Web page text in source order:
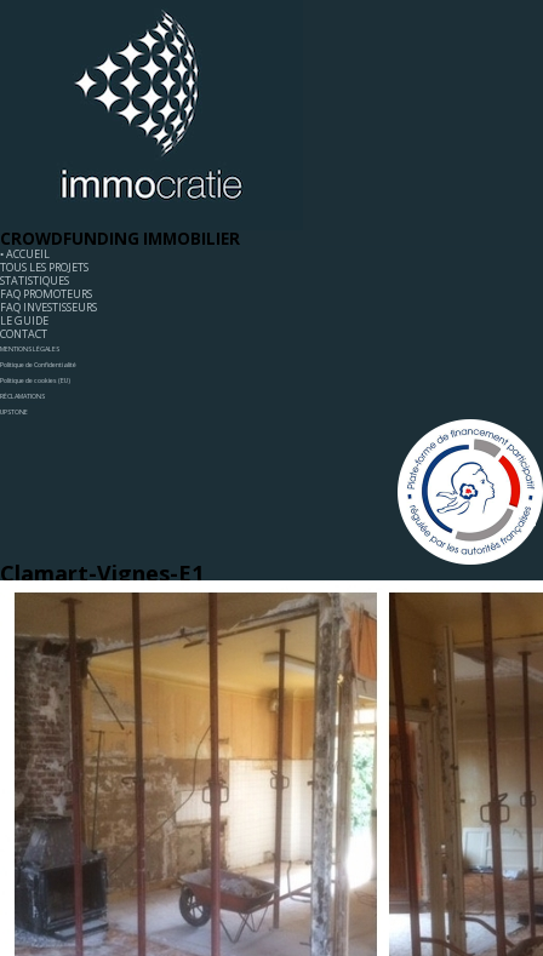
CROWDFUNDING IMMOBILIER
◦ ACCUEIL
TOUS LES PROJETS
STATISTIQUES
FAQ PROMOTEURS
FAQ INVESTISSEURS
LE GUIDE
CONTACT
MENTIONS LÉGALES
Politique de Confidentialité
Politique de cookies (EU)
RÉCLAMATIONS
UPSTONE
Clamart-Vignes-E1